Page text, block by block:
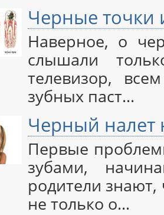
Черные точки
Наверное, о
слышали
телевизор,
зубных паст…
Черный налет
Первые
зубами,
родители знают,
не только о…